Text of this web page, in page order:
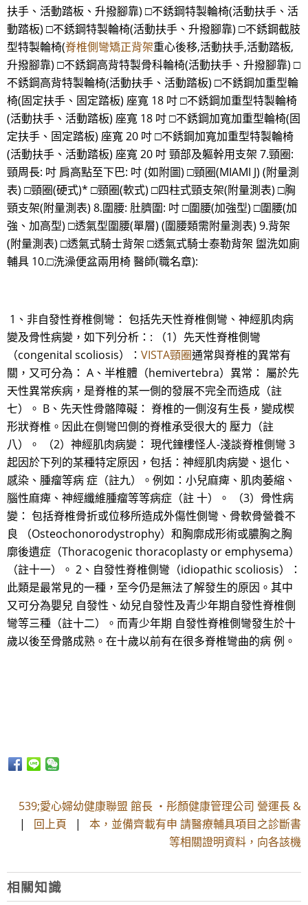
扶手、活動踏板、升撥腳靠) □不銹鋼特製輪椅(活動扶手、活
動踏板) □不銹鋼特製輪椅(活動扶手、升撥腳靠) □不銹鋼截肢
型特製輪椅(脊椎側彎矯正背架重心後移,活動扶手,活動踏板,
升撥腳靠) □不銹鋼高背特製骨科輪椅(活動扶手、升撥腳靠) □
不銹鋼高背特製輪椅(活動扶手、活動踏板) □不銹鋼加重型輪
椅(固定扶手、固定踏板) 座寬 18 吋 □不銹鋼加重型特製輪椅
(活動扶手、活動踏板) 座寬 18 吋 □不銹鋼加寬加重型輪椅(固
定扶手、固定踏板) 座寬 20 吋 □不銹鋼加寬加重型特製輪椅
(活動扶手、活動踏板) 座寬 20 吋 頸部及軀幹用支架 7.頸圈:
頸周長: 吋 肩高點至下巴: 吋 (如附圖) □頸圈(MIAMI J) (附量測
表) □頸圈(硬式)* □頸圈(軟式) □四柱式頸支架(附量測表) □胸
頸支架(附量測表) 8.圍腰: 肚臍圍: 吋 □圍腰(加強型) □圍腰(加
強、加高型) □透氣型圍腰(單層) (圍腰類需附量測表) 9.背架
(附量測表) □透氣式騎士背架 □透氣式騎士泰勒背架 盥洗如廁
輔具 10.□洗澡便盆兩用椅 醫師(職名章):
1、非自發性脊椎側彎： 包括先天性脊椎側彎、神經肌肉病
變及骨性病變，如下列分析：: （1）先天性脊椎側彎
（congenital scoliosis）： VISTA頸圈通常與脊椎的異常有
關，又可分為： A、半椎體（hemivertebra）異常： 屬於先
天性異常疾病，是脊椎的某一側的發展不完全而造成（註
七）。 B、先天性骨骼障礙： 脊椎的一側沒有生長，變成楔
形狀脊椎。因此在側彎凹側的脊椎承受很大的 壓力（註
八）。 （2）神經肌肉病變： 現代鐘樓怪人-淺談脊椎側彎 3
起因於下列的某種特定原因，包括：神經肌肉病變、退化、
感染、腫瘤等病 症（註九）。例如：小兒麻痺、肌肉萎縮、
腦性麻痺、神經纖維腫瘤等等病症（註 十）。 （3）骨性病
變： 包括脊椎骨折或位移所造成外傷性側彎、骨軟骨營養不
良 （Osteochonorodystrophy）和胸廓成形術或膿胸之胸
廓後遺症（Thoracogenic thoracoplasty or emphysema）
（註十一）。 2、自發性脊椎側彎（idiopathic scoliosis）：
此類是最常見的一種，至今仍是無法了解發生的原因。其中
又可分為嬰兒 自發性、幼兒自發性及青少年期自發性脊椎側
彎等三種（註十二）。而青少年期 自發性脊椎側彎發生於十
歲以後至骨骼成熟。在十歲以前有在很多脊椎彎曲的病 例。
539;愛心婦幼健康聯盟 館長 ・彤顏健康管理公司 營運長 &
| 回上頁 | 本，並備齊載有申 請醫療輔具項目之診斷書
等相關證明資料，向各該機
相關知識